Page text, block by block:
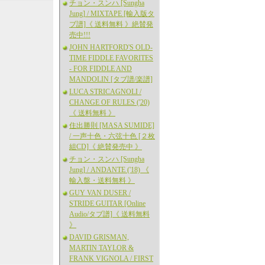
チョン・スンハ [Sungha
Jung] / MIXTAPE [輸入版タ
ブ譜]《 送料無料 》絶賛発
売中!!!
JOHN HARTFORD'S OLD-
TIME FIDDLE FAVORITES
- FOR FIDDLE AND
MANDOLIN [タブ譜/楽譜]
LUCA STRICAGNOLI /
CHANGE OF RULES ('20)
《 送料無料 》
住出勝則 [MASA SUMIDE]
/ 一声十色・六弦十色 [２枚
組CD]《 絶賛発売中 》
チョン・スンハ [Sungha
Jung] / ANDANTE ('18) 《
輸入盤・送料無料 》
GUY VAN DUSER /
STRIDE GUITAR [Online
Audio/タブ譜]《 送料無料
》
DAVID GRISMAN,
MARTIN TAYLOR &
FRANK VIGNOLA / FIRST